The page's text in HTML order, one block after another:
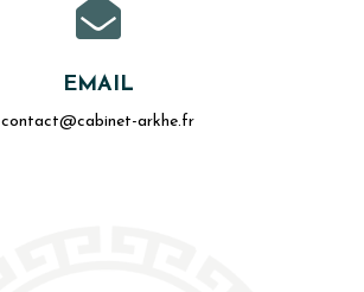

EMAIL
contact@cabinet-arkhe.fr